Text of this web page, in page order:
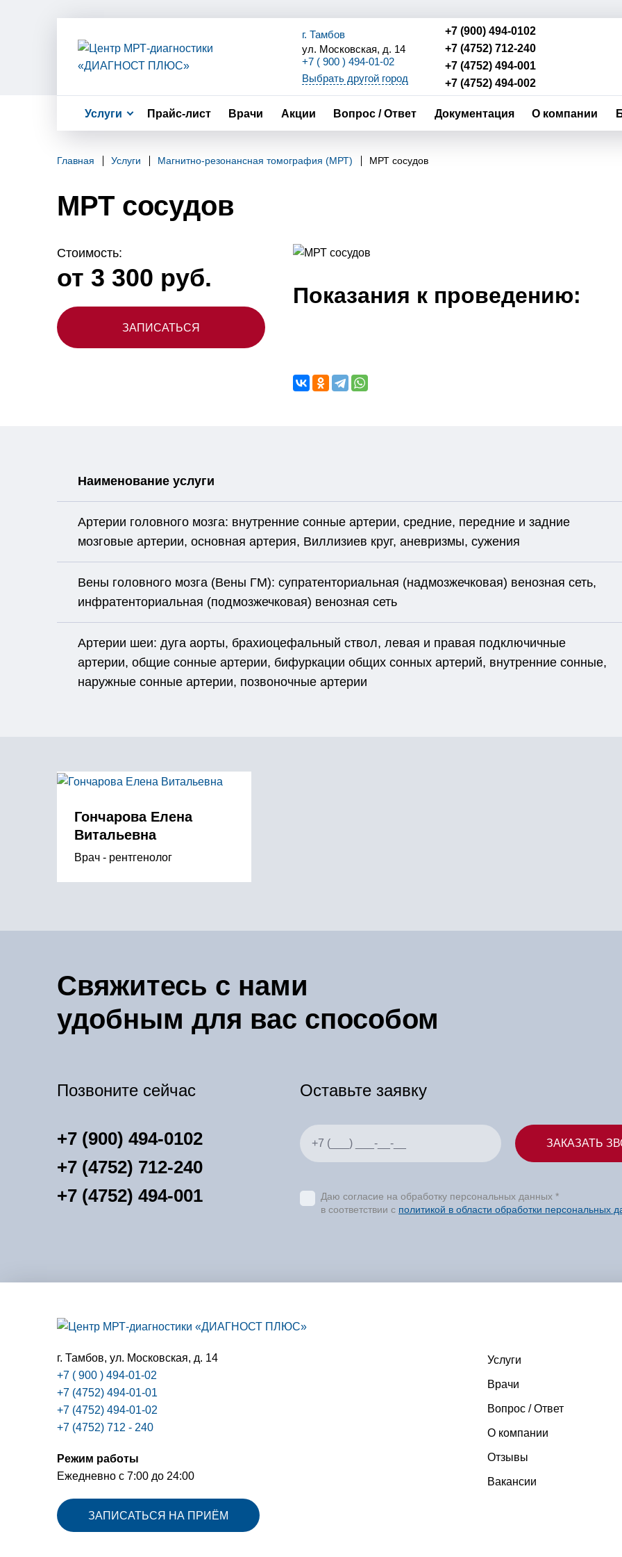
г. Тамбов
ул. Московская, д. 14
+7 ( 900 ) 494-01-02
+7 (4752) 494-01-01
+7 (4752) 494-01-02
+7 (4752) 712 - 240
Выбрать другой город
+7 (900) 494-0102
+7 (4752) 712-240
+7 (4752) 494-001
+7 (4752) 494-002
Услуги Прайс-лист Врачи Акции Вопрос / Ответ Документация О компании
Главная Услуги Магнитно-резонансная томография (МРТ) МРТ сосудов
МРТ сосудов
Стоимость:
от 3 300 руб.
ЗАПИСАТЬСЯ
Показания к проведению:
Наименование услуги
Артерии головного мозга: внутренние сонные артерии, средние, передние и задние
мозговые артерии, основная артерия, Виллизиев круг, аневризмы, сужения
Вены головного мозга (Вены ГМ): супратенториальная (надмозжечковая) венозная сеть,
инфратенториальная (подмозжечковая) венозная сеть
Артерии шеи: дуга аорты, брахиоцефальный ствол, левая и правая подключичные
артерии, общие сонные артерии, бифуркации общих сонных артерий, внутренние сонные,
наружные сонные артерии, позвоночные артерии
Гончарова Елена
Витальевна
Врач - рентгенолог
Свяжитесь с нами
удобным для вас способом
Позвоните сейчас
+7 (900) 494-0102
+7 (4752) 712-240
+7 (4752) 494-001
Оставьте заявку
Даю согласие на обработку персональных данных *
в соответствии с политикой в области обработки персональных
г. Тамбов, ул. Московская, д. 14
+7 ( 900 ) 494-01-02
+7 (4752) 494-01-01
+7 (4752) 494-01-02
+7 (4752) 712 - 240
Режим работы
Ежедневно с 7:00 до 24:00
ЗАПИСАТЬСЯ НА ПРИЁМ
Услуги
Врачи
Вопрос / Ответ
О компании
Отзывы
Вакансии